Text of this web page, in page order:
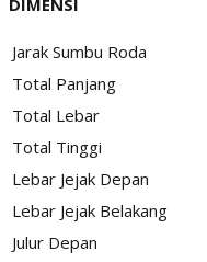
DIMENSI
Jarak Sumbu Roda
Total Panjang
Total Lebar
Total Tinggi
Lebar Jejak Depan
Lebar Jejak Belakang
Julur Depan